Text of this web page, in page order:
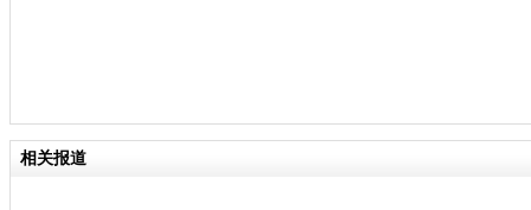
相关报道